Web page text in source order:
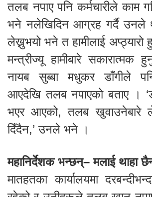
तलब नपाए पनि कर्मचारीले काम
भने नलेखिदिन आग्रह गर्दै उनले
लेख्नुभयो भने त हामीलाई
मन्त्रीज्यू हामीबारे सकारात्मक
नायब सुब्बा मधुकर डाँगीले
आएदेखि तलब नपाएको बताए ।
भएर आएको, तलब खुवाउनेबारे
दिँदैन,’ उनले भने ।
महानिर्देशक भन्छन्– मलाई थाहा
मातहतका कार्यालयमा